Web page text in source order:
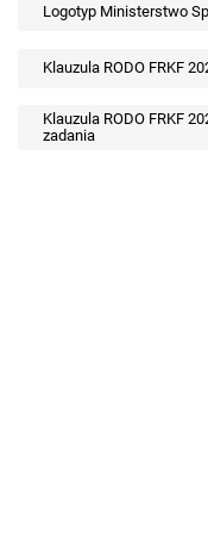
Logotyp Ministerstwo
Klauzula RODO FRKF
Klauzula RODO FRKF
zadania